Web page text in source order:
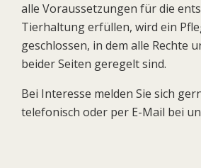
alle Voraussetzungen für die
Tierhaltung erfüllen, wird ein
geschlossen, in dem alle Rechte
beider Seiten geregelt sind.
Bei Interesse melden Sie sich
telefonisch oder per E-Mail bei